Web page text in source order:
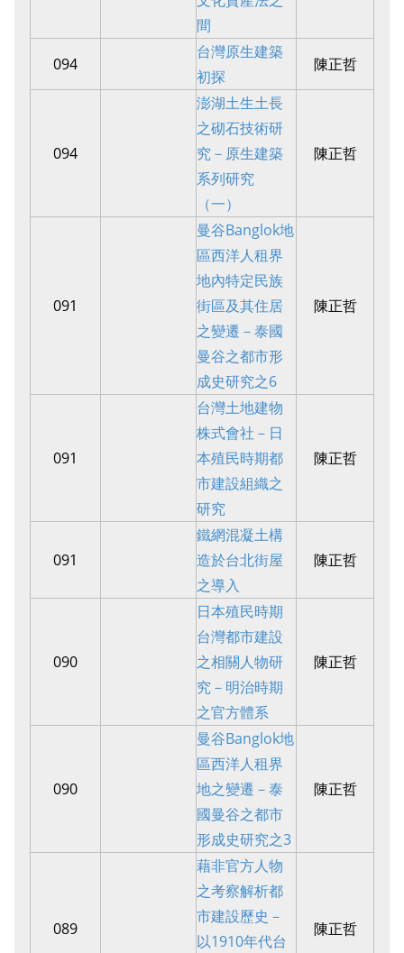
間
094
台灣原生建築
初探
陳正哲
094
澎湖土生土長
之砌石技術研
究－原生建築
系列研究
（一）
陳正哲
091
曼谷Banglok地
區西洋人租界
地內特定民族
街區及其住居
之變遷－泰國
曼谷之都市形
成史研究之6
陳正哲
091
台灣土地建物
株式會社－日
本殖民時期都
市建設組織之
研究
陳正哲
091
鐵網混凝土構
造於台北街屋
之導入
陳正哲
090
日本殖民時期
台灣都市建設
之相關人物研
究－明治時期
之官方體系
陳正哲
090
曼谷Banglok地
區西洋人租界
地之變遷－泰
國曼谷之都市
形成史研究之3
陳正哲
089
藉非官方人物
之考察解析都
市建設歷史－
以1910年代台
陳正哲